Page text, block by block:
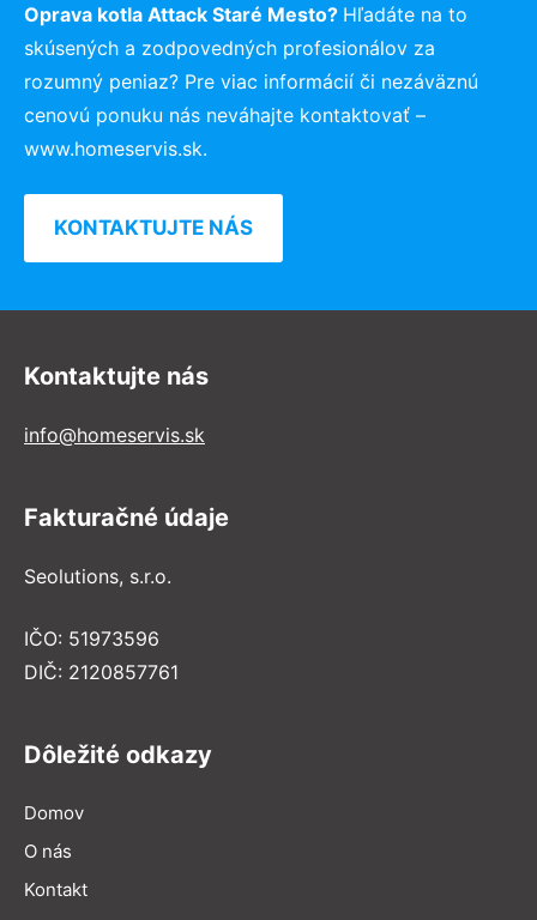
Oprava kotla Attack Staré Mesto? Hľadáte na to
skúsených a zodpovedných profesionálov za
rozumný peniaz? Pre viac informácií či nezáväznú
cenovú ponuku nás neváhajte kontaktovať –
www.homeservis.sk.
KONTAKTUJTE NÁS
Kontaktujte nás
info@homeservis.sk
Fakturačné údaje
Seolutions, s.r.o.
IČO: 51973596
DIČ: 2120857761
Dôležité odkazy
Domov
O nás
Kontakt